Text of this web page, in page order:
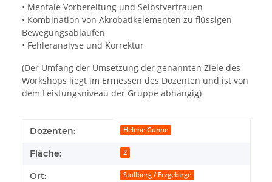
• Mentale Vorbereitung und Selbstvertrauen
• Kombination von Akrobatikelementen zu flüssigen
Bewegungsabläufen
• Fehleranalyse und Korrektur
(Der Umfang der Umsetzung der genannten Ziele des
Workshops liegt im Ermessen des Dozenten und ist von
dem Leistungsniveau der Gruppe abhängig)
Produkteigenschaft
Wert
Dozenten: Helene Gunne
Fläche: 2
Ort: Stollberg / Erzgebirge